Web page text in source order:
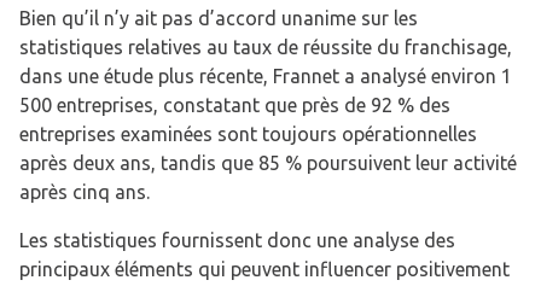
Bien qu’il n’y ait pas d’accord unanime sur les
statistiques relatives au taux de réussite du franchisage,
dans une étude plus récente, Frannet a analysé environ 1
500 entreprises, constatant que près de 92 % des
entreprises examinées sont toujours opérationnelles
après deux ans, tandis que 85 % poursuivent leur activité
après cinq ans.
Les statistiques fournissent donc une analyse des
principaux éléments qui peuvent influencer positivement